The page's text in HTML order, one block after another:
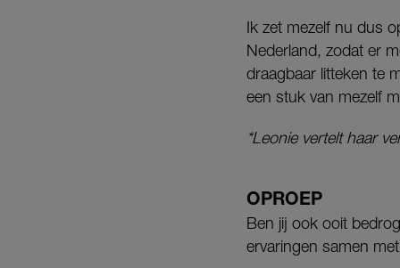
Ik zet mezelf nu dus
Nederland, zodat er
draagbaar litteken te
een stuk van mezelf
*Leonie vertelt haar
OPROEP
Ben jij ook ooit
ervaringen samen